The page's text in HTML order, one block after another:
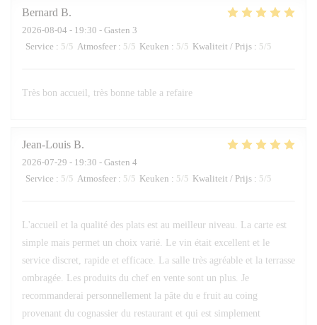
Bernard B
2026-08-04 - 19:30 - Gasten 3
Service : 5/5 Atmosfeer : 5/5 Keuken : 5/5 Kwaliteit / Prijs : 5/5
Très bon accueil, très bonne table a refaire
Jean-Louis B
2026-07-29 - 19:30 - Gasten 4
Service : 5/5 Atmosfeer : 5/5 Keuken : 5/5 Kwaliteit / Prijs : 5/5
L'accueil et la qualité des plats est au meilleur niveau. La carte est
simple mais permet un choix varié. Le vin était excellent et le
service discret, rapide et efficace. La salle très agréable et la terrasse
ombragée. Les produits du chef en vente sont un plus. Je
recommanderai personnellement la pâte du e fruit au coing
provenant du cognassier du restaurant et qui est simplement